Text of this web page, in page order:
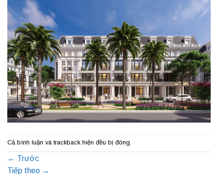
Cả bình luận và trackback hiện đều bị đóng.
← Trước
Tiếp theo →